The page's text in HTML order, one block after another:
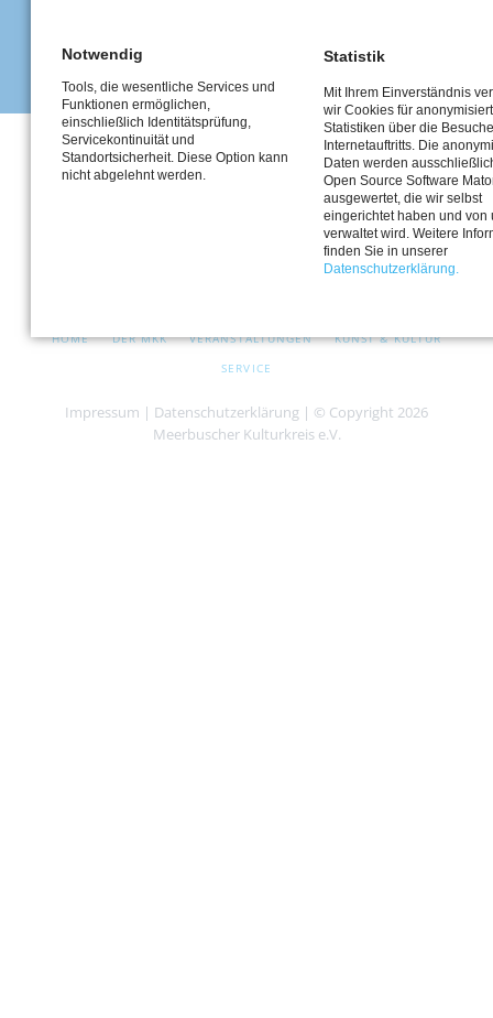
HOME DER MKK VERANSTALTUNGEN
KUNST & KULTUR
SERVICE
Impressum | Datenschutzerklärung | © Copyright 2026
Meerbuscher Kulturkreis e.V.
Notwendig
Tools, die wesentliche Services und
Funktionen ermöglichen,
einschließlich Identitätsprüfung,
Servicekontinuität und
Standortsicherheit. Diese Option kann
nicht abgelehnt werden.
Statistik
Mit Ihrem Einverständnis
wir Cookies für
Statistiken über die
Internetauftritts. Die
Daten werden
Open Source Software
ausgewertet, die wir selbst
eingerichtet haben und von
verwaltet wird. Weitere
finden Sie in unserer
Datenschutzerklärung.